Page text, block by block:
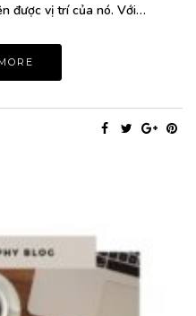
được vị trí của nó. Với…